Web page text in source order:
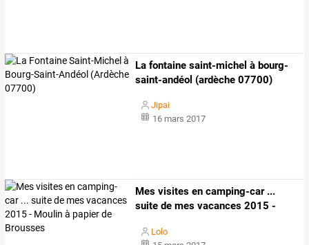
La fontaine saint-michel à bourg-
saint-andéol (ardèche 07700)
Jipai
16 mars 2017
Mes visites en camping-car...
suite de mes vacances 2015 -
Lolo